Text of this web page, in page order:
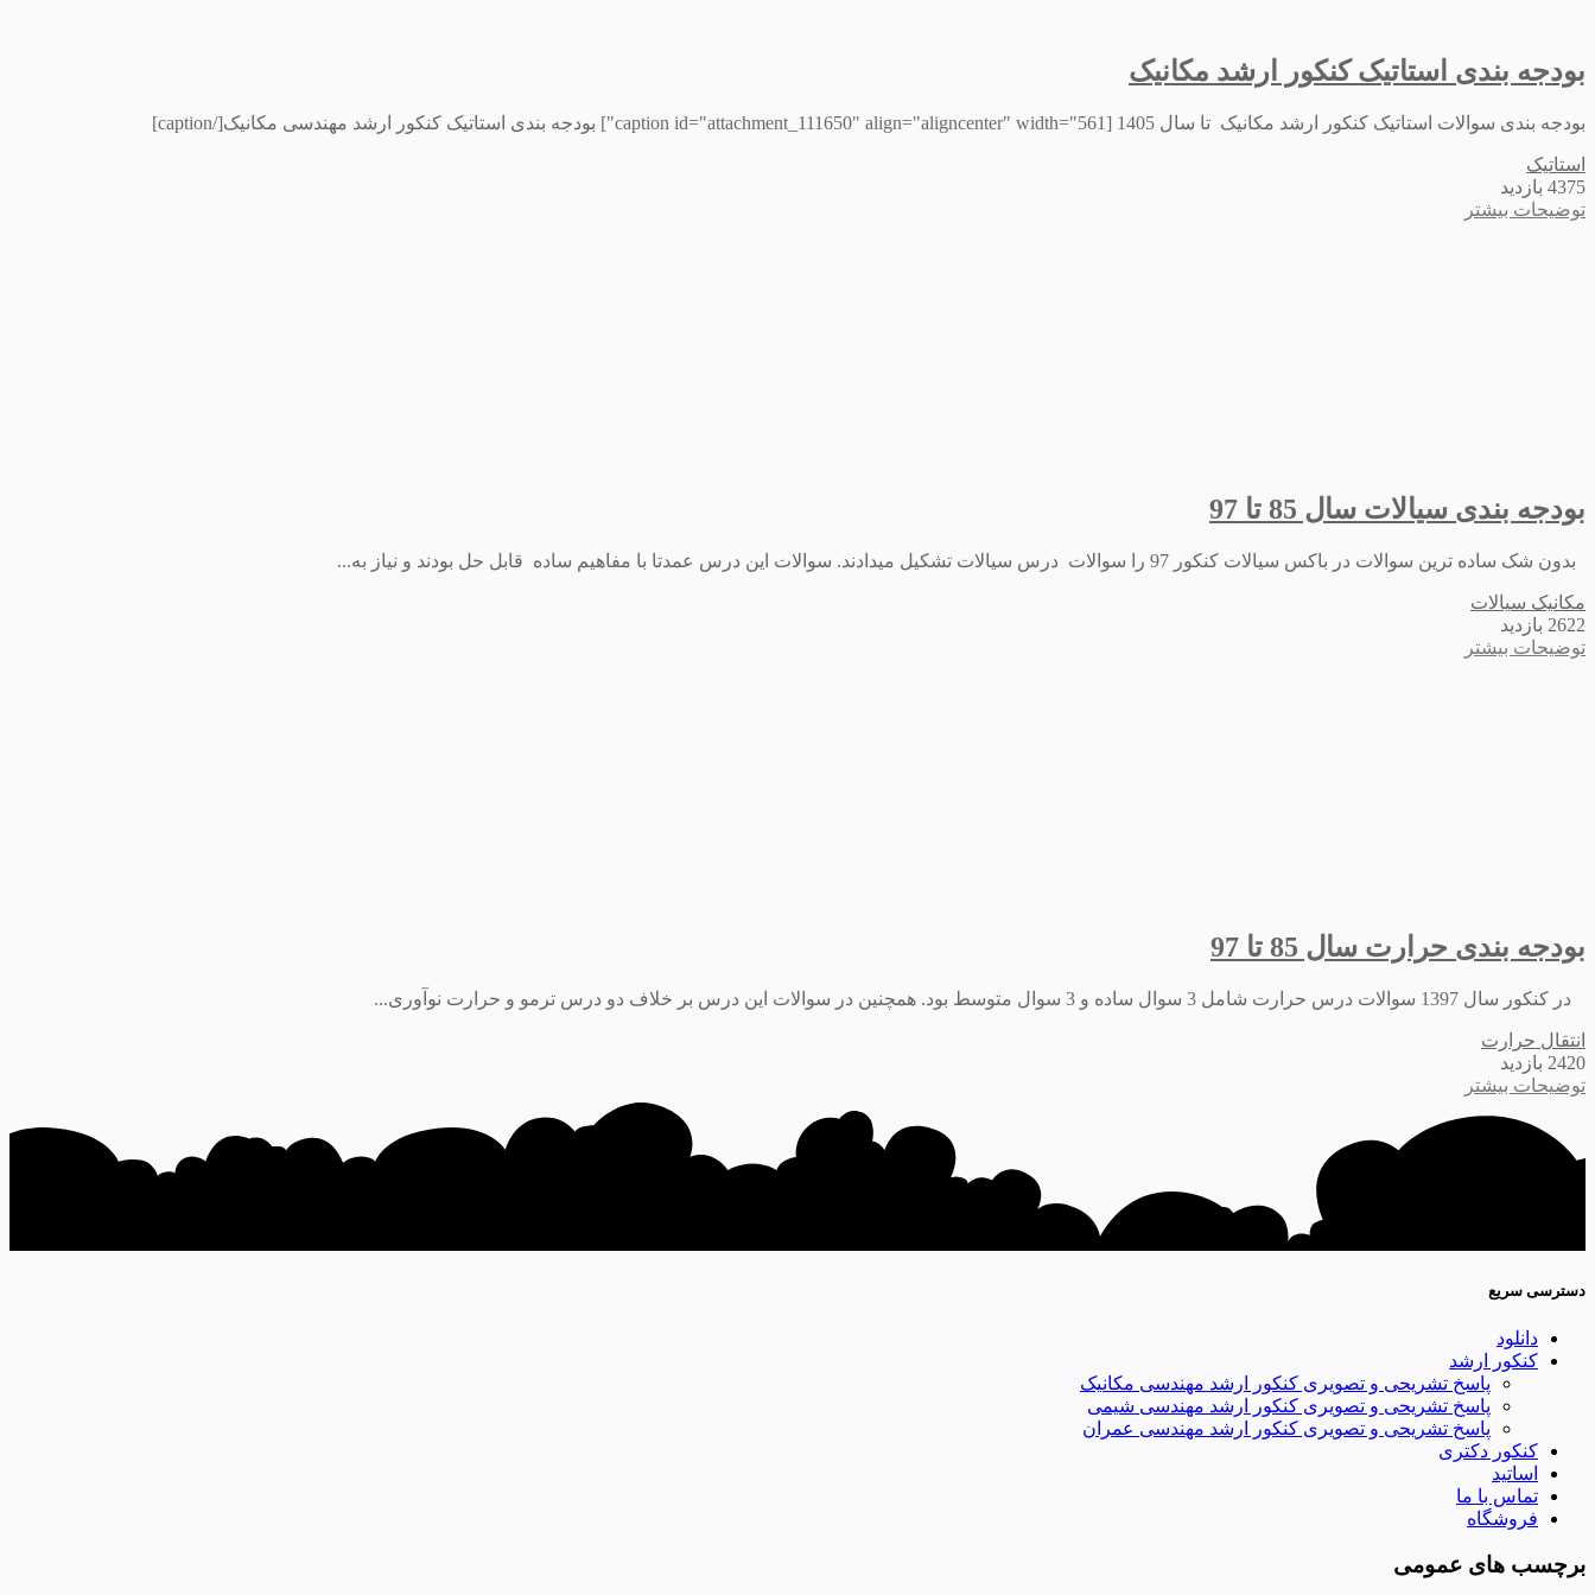
بودجه بندی استاتیک کنکور ارشد مکانیک
بودجه بندی سوالات استاتیک کنکور ارشد مکانیک تا سال 1405 [caption id="attachment_111650" align="aligncenter" width="561"] بودجه بندی استاتیک کنکور ارشد مهندسی مکانیک[/caption]
استاتیک
4375 بازدید
توضیحات بیشتر
بودجه بندی سیالات سال 85 تا 97
بدون شک ساده ترین سوالات در باکس سیالات کنکور 97 را سوالات درس سیالات تشکیل میدادند. سوالات این درس عمدتا با مفاهیم ساده قابل حل بودند و نیاز به...
مکانیک سیالات
2622 بازدید
توضیحات بیشتر
بودجه بندی حرارت سال 85 تا 97
در کنکور سال 1397 سوالات درس حرارت شامل 3 سوال ساده و 3 سوال متوسط بود. همچنین در سوالات این درس بر خلاف دو درس ترمو و حرارت نوآوری...
انتقال حرارت
2420 بازدید
توضیحات بیشتر
دسترسی سریع
دانلود
کنکور ارشد
پاسخ تشریحی و تصویری کنکور ارشد مهندسی مکانیک
پاسخ تشریحی و تصویری کنکور ارشد مهندسی شیمی
پاسخ تشریحی و تصویری کنکور ارشد مهندسی عمران
کنکور دکتری
اساتید
تماس با ما
فروشگاه
برچسب های عمومی